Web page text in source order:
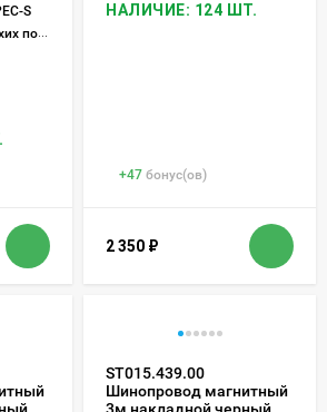
S
пом.)
НАЛИЧИЕ: 124 ШТ.
+47 бонус(ов)
2 350 ₽
ST015.439.00
Шинопровод магнитный